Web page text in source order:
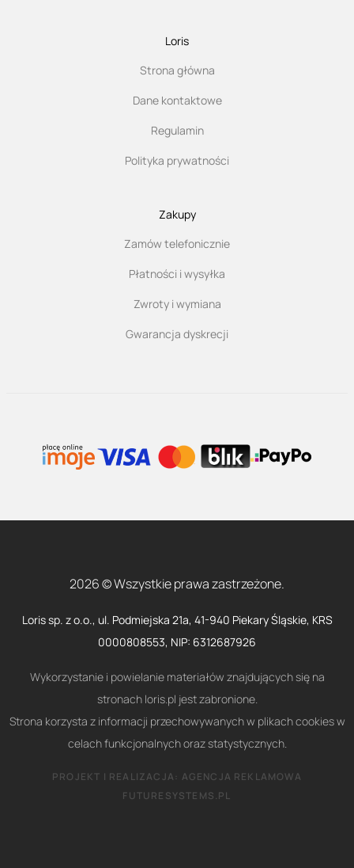
Loris
Strona główna
Dane kontaktowe
Regulamin
Polityka prywatności
Zakupy
Zamów telefonicznie
Płatności i wysyłka
Zwroty i wymiana
Gwarancja dyskrecji
2026 © Wszystkie prawa zastrzeżone.
Loris sp. z o.o., ul. Podmiejska 21a, 41-940 Piekary Śląskie, KRS
0000808553, NIP: 6312687926
Wykorzystanie i powielanie materiałów znajdujących się na
stronach loris.pl jest zabronione.
Strona korzysta z informacji przechowywanych w plikach cookies w
celach funkcjonalnych oraz statystycznych.
PROJEKT I REALIZACJA: AGENCJA REKLAMOWA
FUTURESYSTEMS.PL